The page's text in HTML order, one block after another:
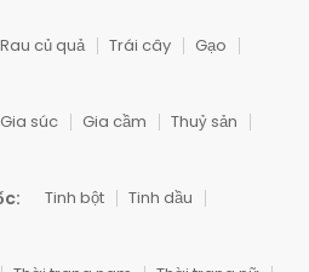
Rau củ quả Trái cây
Gạo
Gia súc Gia cầm
Thuỷ sản
Tinh bột
Tinh dầu